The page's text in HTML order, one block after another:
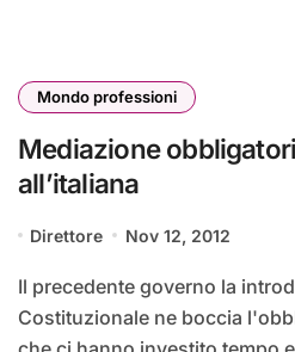
Mondo professioni
Mediazione
all’italiana
Direttore Nov 12, 2012
Il precedente governo la introduce, la Corte
Costituzionale ne boccia